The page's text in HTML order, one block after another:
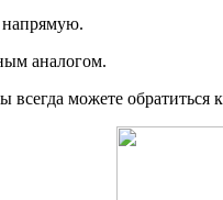
напрямую.
аналогом.
можете обратиться